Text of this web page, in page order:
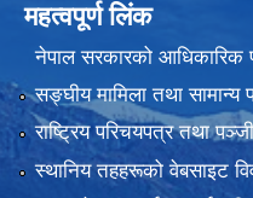
महत्वपूर्ण लिंक
नेपाल सरकारको आधिकारिक
सङ्‍घीय मामिला तथा सामान्य
राष्ट्रिय परिचयपत्र तथा
स्थानिय तहहरूको वेबसाइट